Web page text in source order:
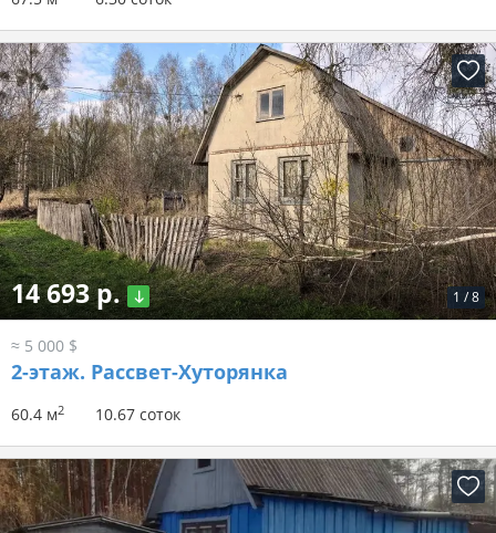
1 /8
14 693 р.
≈ 5 000 $
2-этаж. Рассвет-Хуторянка
60.4 м2 10.67 соток